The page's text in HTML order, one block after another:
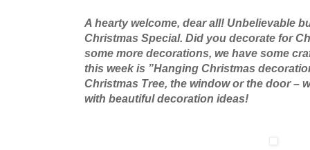
A hearty welcome, dear all! Unbelievable
Christmas Special. Did you decorate for
some more decorations, we have some
this week is ”Hanging Christmas
Christmas Tree, the window or the door –
with beautiful decoration ideas!